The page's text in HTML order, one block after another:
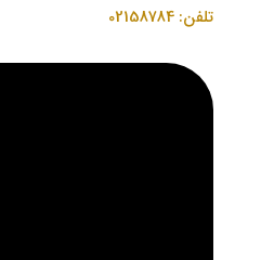
تلفن: 02158784